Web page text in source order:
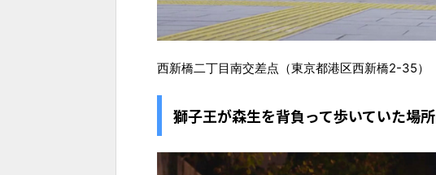
西新橋二丁目南交差点（東京都港区西新橋2-35）
獅子王が森生を背負って歩いていた場所